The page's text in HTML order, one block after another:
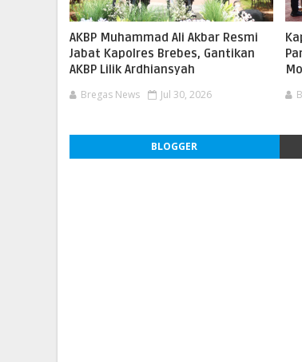
AKBP Muhammad Ali Akbar Resmi
Jabat Kapolres Brebes, Gantikan
AKBP Lilik Ardhiansyah
Bregas News Jul 30, 2026
BLOGGER